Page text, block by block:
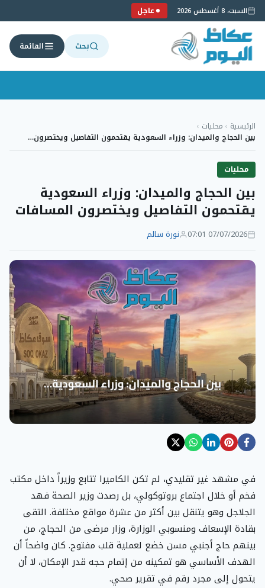
السبت، 8 أغسطس 2026 عاجل
بحث القائمة
إلى
المحتوى
الرئيسية › محليات ›
بين الحجاج والميدان: وزراء السعودية يقتحمون التفاصيل ويختصرون…
محليات
بين الحجاج والميدان: وزراء السعودية
يقتحمون التفاصيل ويختصرون المسافات
07/07/2026 07:01 نورة سالم
في مشهد غير تقليدي، لم تكن الكاميرا تتابع وزيراً داخل مكتب
فخم أو خلال اجتماع بروتوكولي، بل رصدت وزير الصحة فهد
الجلاجل وهو يتنقل بين أكثر من عشرة مواقع مختلفة. التقى
بقادة الإسعاف ومنسوبي الوزارة، وزار مرضى من الحجاج، من
بينهم حاج أجنبي مسن خضع لعملية قلب مفتوح. كان واضحاً أن
الهدف الأساسي هو تمكينه من إتمام حجه قدر الإمكان، لا أن
يتحول إلى مجرد رقم في تقرير صحي.